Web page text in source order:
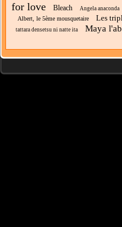
for love Bleach Angela anaconda
Albert, le 5ème mousquetaire Les
tattara densetsu ni natte ita
Maya